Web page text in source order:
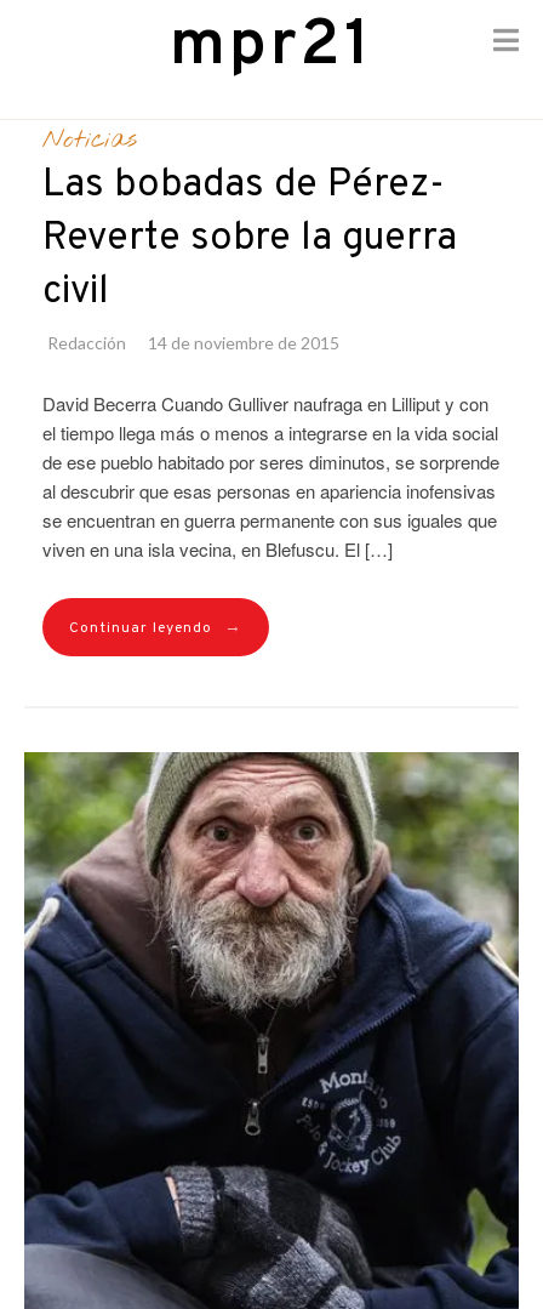
content
mpr21
Noticias
Las bobadas de Pérez-
Reverte sobre la guerra
civil
Redacción 14 de noviembre de 2015
David Becerra Cuando Gulliver naufraga en Lilliput y con
el tiempo llega más o menos a integrarse en la vida social
de ese pueblo habitado por seres diminutos, se sorprende
al descubrir que esas personas en apariencia inofensivas
se encuentran en guerra permanente con sus iguales que
viven en una isla vecina, en Blefuscu. El […]
Continuar leyendo →